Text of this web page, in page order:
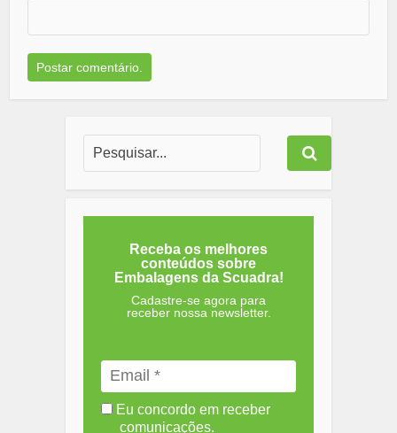
Receba os melhores
conteúdos sobre
Embalagens da Scuadra!
Cadastre-se agora para
receber nossa newsletter.
Eu concordo em receber
comunicações.